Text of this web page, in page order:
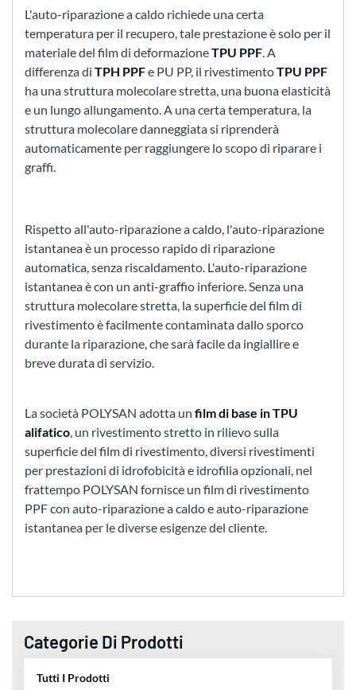
L'auto-riparazione a caldo richiede una certa
temperatura per il recupero, tale prestazione è solo per il
materiale del film di deformazioneTPU PPF. A
differenza di TPH PPFe PU PP, il rivestimentoTPU PPF
ha una struttura molecolare stretta, una buona elasticità
e un lungo allungamento. A una certa temperatura, la
struttura molecolare danneggiata si riprenderà
automaticamente per raggiungere lo scopo di riparare i
graffi.
Rispetto all'auto-riparazione a caldo, l'auto-riparazione
istantanea è un processo rapido di riparazione
automatica, senza riscaldamento. L'auto-riparazione
istantanea è con un anti-graffio inferiore. Senza una
struttura molecolare stretta, la superficie del film di
rivestimento è facilmente contaminata dallo sporco
durante la riparazione, che sarà facile da ingiallire e
breve durata di servizio.
La società POLYSAN adotta un film di base in TPU
alifatico, un rivestimento stretto in rilievo sulla
superficie del film di rivestimento, diversi rivestimenti
per prestazioni di idrofobicità e idrofilia opzionali, nel
frattempo POLYSAN fornisce un film di rivestimento
PPF con auto-riparazione a caldo e auto-riparazione
istantanea per le diverse esigenze del cliente.
Categorie Di Prodotti
Tutti I Prodotti